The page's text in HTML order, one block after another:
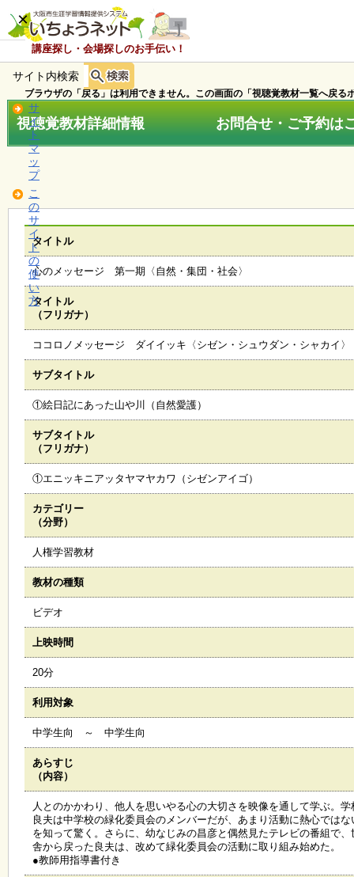
講座探し・会場探しのお手伝い！
×
ホ
ー
ム
知
ら
せ
講
座
・
イ
ベ
ト
施
約
ち
覧
会
ギ
リ
サイト内検索
サ
イ
ト
マ
ッ
プ
こ
の
サ
イ
ト
の
使
い
方
ブラウザの「戻る」は利用できません。この画面の「視聴覚教材一覧へ戻る
視聴覚教材詳細情報 お問合せ・ご予約はこ
タイトル
心のメッセージ 第一期〈自然・集団・社会〉
タイトル
（フリガナ）
ココロノメッセージ ダイイッキ〈シゼン・シュウダン・シャカイ〉
サブタイトル
①絵日記にあった山や川（自然愛護）
サブタイトル
（フリガナ）
①エニッキニアッタヤマヤカワ（シゼンアイゴ）
カテゴリー
（分野）
人権学習教材
教材の種類
ビデオ
上映時間
20分
利用対象
中学生向 ～ 中学生向
あらすじ
（内容）
人とのかかわり、他人を思いやる心の大切さを映像を通して学ぶ。
良夫は中学校の緑化委員会のメンバーだが、あまり活動に熱心では
を知って驚く。さらに、幼なじみの昌彦と偶然見たテレビの番組で
舎から戻った良夫は、改めて緑化委員会の活動に取り組み始めた。
●教師用指導書付き